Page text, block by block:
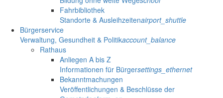
Fahrbibliothek
Standorte & Ausleihzeitenairport_shuttle
Bürgerservice
Verwaltung, Gesundheit & Politikaccount_balance
Rathaus
Anliegen A bis Z
Informationen für Bürgersettings_ethernet
Bekanntmachungen
Veröffentlichungen & Beschlüsse der